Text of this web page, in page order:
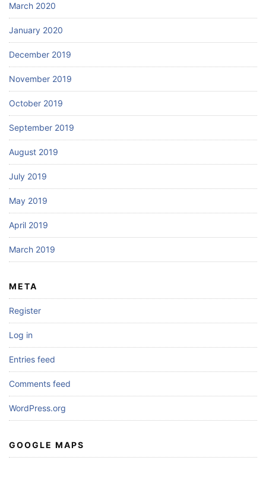
March 2020
January 2020
December 2019
November 2019
October 2019
September 2019
August 2019
July 2019
May 2019
April 2019
March 2019
META
Register
Log in
Entries feed
Comments feed
WordPress.org
GOOGLE MAPS